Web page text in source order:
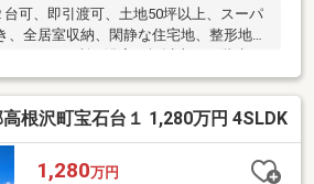
可、即引渡可、土地50坪以上、スーパ
、全居室収納、閑静な住宅地、整形地、
トイレ２ヶ所、浴室１坪以上、２階建、
ス、温水洗浄便座、浴室に窓、ＴＶモ
ークインクローゼット、平坦地
根沢町宝石台１ 1,280万円 4SLDK
1,280万円